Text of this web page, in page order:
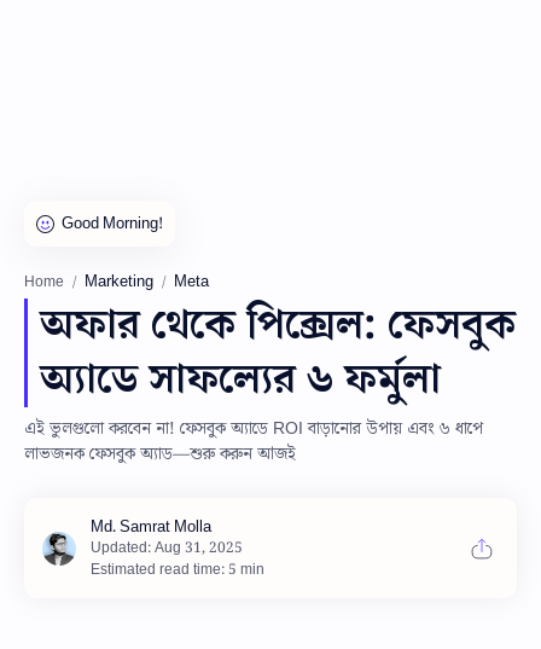
Home Marketing Meta
অফার থেকে পিক্সেল: ফেসবুক
অ্যাডে সাফল্যের ৬ ফর্মুলা
এই ভুলগুলো করবেন না! ফেসবুক অ্যাডে ROI বাড়ানোর উপায় এবং ৬ ধাপে
লাভজনক ফেসবুক অ্যাড—শুরু করুন আজই
Estimated read time: 5 min